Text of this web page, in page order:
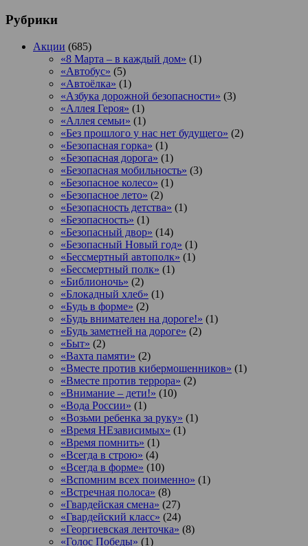
Рубрики
Акции (685)
«8 Марта – в каждый дом» (1)
«Автобус» (5)
«Автоёлка» (1)
«Азбука дорожной безопасности» (3)
«Аллея Героя» (1)
«Аллея семьи» (1)
«Без прошлого у нас нет будущего» (2)
«Безопасная горка» (1)
«Безопасная дорога» (1)
«Безопасная мобильность» (3)
«Безопасное колесо» (1)
«Безопасное лето» (2)
«Безопасность детства» (1)
«Безопасность» (1)
«Безопасный двор» (14)
«Безопасный Новый год» (1)
«Бессмертный автополк» (1)
«Бессмертный полк» (1)
«Библионочь» (2)
«Блокадный хлеб» (1)
«Будь в форме» (2)
«Будь внимателен на дороге!» (1)
«Будь заметней на дороге» (2)
«Быт» (2)
«Вахта памяти» (2)
«Вместе против кибермошенников» (1)
«Вместе против террора» (2)
«Внимание – дети!» (10)
«Вода России» (1)
«Возьми ребенка за руку» (1)
«Время НЕзависимых» (1)
«Время помнить» (1)
«Всегда в строю» (4)
«Всегда в форме» (10)
«Вспомним всех поименно» (1)
«Встречная полоса» (8)
«Гвардейская смена» (27)
«Гвардейский класс» (24)
«Георгиевская ленточка» (8)
«Голос Победы» (1)